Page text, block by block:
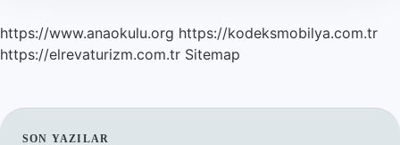
https://www.anaokulu.org https://kodeksmobilya.com.tr
https://elrevaturizm.com.tr Sitemap
SON YAZILAR